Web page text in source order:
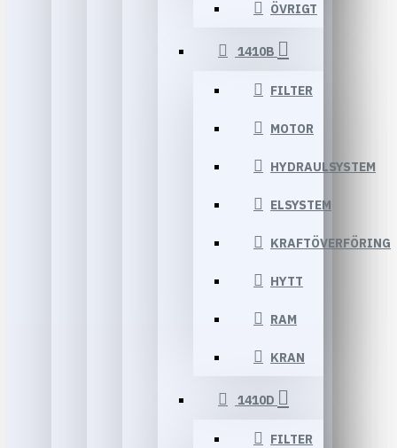
ÖVRIGT
1410B
FILTER
MOTOR
HYDRAULSYSTEM
ELSYSTEM
KRAFTÖVERFÖRING
HYTT
RAM
KRAN
1410D
FILTER